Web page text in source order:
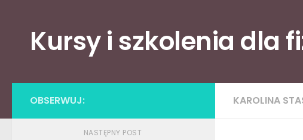
Kursy i szkolenia dla
KAROLINA
OBSERWUJ:
NASTĘPNY POST